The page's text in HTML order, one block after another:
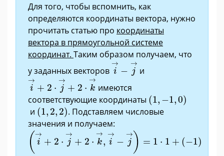
Для того, чтобы вспомнить, как
определяются координаты вектора, нужно
прочитать статью про координаты
вектора в прямоугольной системе
координат. Таким образом получаем, что
у заданных векторов
→
i −
→
j
i→−j→
и
→
i + 2 ⋅
→
j + 2 ⋅
→
k
i→+2·j→+2·k→
имеются
соответствующие координаты (1, −1, 0)
(1 1, 0)
и (1, 2, 2)
(1,2,2) . Подставляем числовые
значения и получаем:
( →
i + 2 ⋅
→
j + 2 ⋅
→
k,
→
i −
→
j ) = 1 ⋅ 1 + (−1)
(i→ +2·j→+ 2·k→ ,i→− )=